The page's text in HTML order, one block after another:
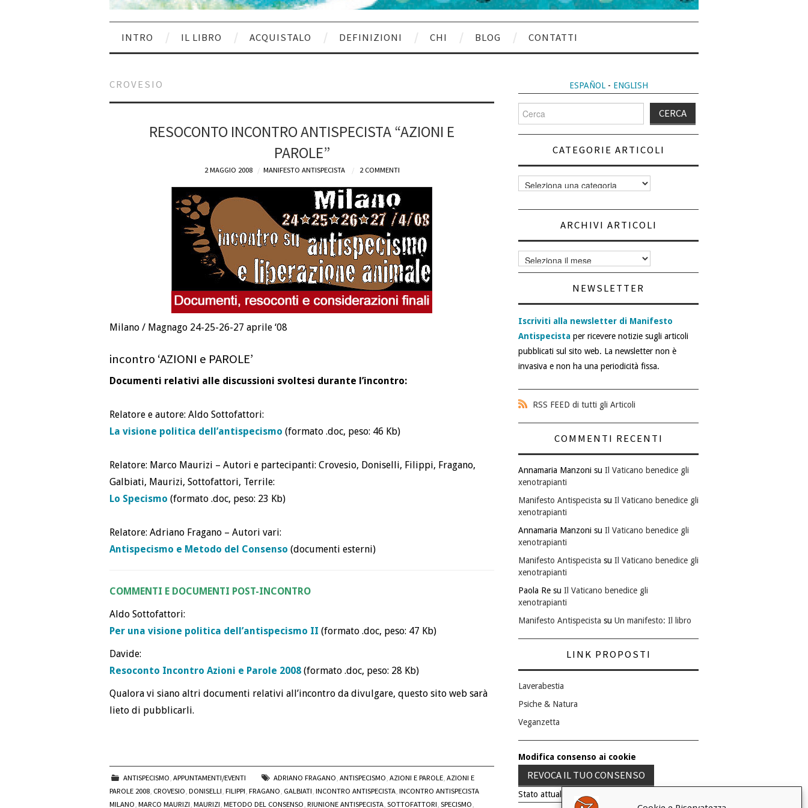
INTRO IL LIBRO ACQUISTALO DEFINIZIONI CHI BLOG CONTATTI
CROVESIO
RESOCONTO INCONTRO ANTISPECISTA “AZIONI E
PAROLE”
2 MAGGIO 2008 MANIFESTO ANTISPECISTA 2 COMMENTI
Milano / Magnago 24-25-26-27 aprile ‘08
incontro ‘AZIONI e PAROLE’
Documenti relativi alle discussioni svoltesi durante l’incontro:
Relatore e autore: Aldo Sottofattori:
La visione politica dell’antispecismo (formato .doc, peso: 46 Kb)
Relatore: Marco Maurizi – Autori e partecipanti: Crovesio, Doniselli, Filippi, Fragano,
Galbiati, Maurizi, Sottofattori, Terrile:
Lo Specismo (formato .doc, peso: 23 Kb)
Relatore: Adriano Fragano – Autori vari:
Antispecismo e Metodo del Consenso (documenti esterni)
COMMENTI E DOCUMENTI POST-INCONTRO
Aldo Sottofattori:
Per una visione politica dell’antispecismo II (formato .doc, peso: 47 Kb)
Davide:
Resoconto Incontro Azioni e Parole 2008 (formato .doc, peso: 28 Kb)
Qualora vi siano altri documenti relativi all’incontro da divulgare, questo sito web sarà
lieto di pubblicarli.
ANTISPECISMO ,APPUNTAMENTI/EVENTI ADRIANO FRAGANO ,ANTISPECISMO ,AZIONI E PAROLE ,AZIONI E
PAROLE 2008 CROVESIO DONISELLI FILIPPI FRAGANO GALBIATI INCONTRO ANTISPECISTA INCONTRO ANTISPECISTA
MILANO MARCO MAURIZI MAURIZI METODO DEL CONSENSO RIUNIONE ANTISPECISTA SOTTOFATTORI SPECISMO
ESPAÑOL- ENGLISH
per:
CATEGORIE ARTICOLI
Categorie
articoli
ARCHIVI ARTICOLI
Archivi
articoli
NEWSLETTER
Iscriviti alla newsletter di Manifesto
Antispecista per ricevere notizie sugli articoli
pubblicati sul sito web. La newsletter non è
invasiva e non ha una periodicità fissa.
RSS FEED di tutti gli Articoli
COMMENTI RECENTI
Annamaria Manzoni su Il Vaticano benedice gli
xenotrapianti
Manifesto Antispecista su Il Vaticano benedice gli
xenotrapianti
Annamaria Manzoni su Il Vaticano benedice gli
xenotrapianti
Manifesto Antispecista su Il Vaticano benedice gli
xenotrapianti
Paola Re su Il Vaticano benedice gli
xenotrapianti
Manifesto Antispecista su Un manifesto: Il libro
LINK PROPOSTI
Laverabestia
Psiche & Natura
Veganzetta
Modifica consenso ai cookie
REVOCA IL TUO CONSENSO
Stato attuale: Negato